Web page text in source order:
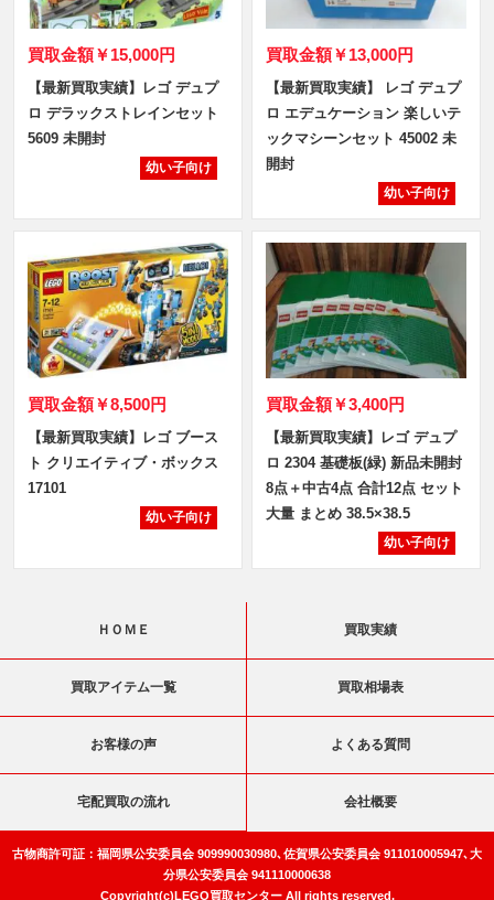
買取金額￥15,000円
【最新買取実績】レゴ デュプ
ロ デラックストレインセット
5609 未開封
幼い子向け
買取金額￥13,000円
【最新買取実績】 レゴ デュプ
ロ エデュケーション 楽しいテ
ックマシーンセット 45002 未
開封
幼い子向け
買取金額￥8,500円
【最新買取実績】レゴ ブース
ト クリエイティブ・ボックス
17101
幼い子向け
買取金額￥3,400円
【最新買取実績】レゴ デュプ
ロ 2304 基礎板(緑) 新品未開封
8点＋中古4点 合計12点 セット
大量 まとめ 38.5×38.5
幼い子向け
ＨＯＭＥ 買取実績
買取アイテム一覧 買取相場表
お客様の声 よくある質問
宅配買取の流れ 会社概要
古物商許可証：福岡県公安委員会 909990030980､佐賀県公安委員会 911010005947､大
分県公安委員会 941110000638
Copyright(c)LEGO買取センター All rights reserved.